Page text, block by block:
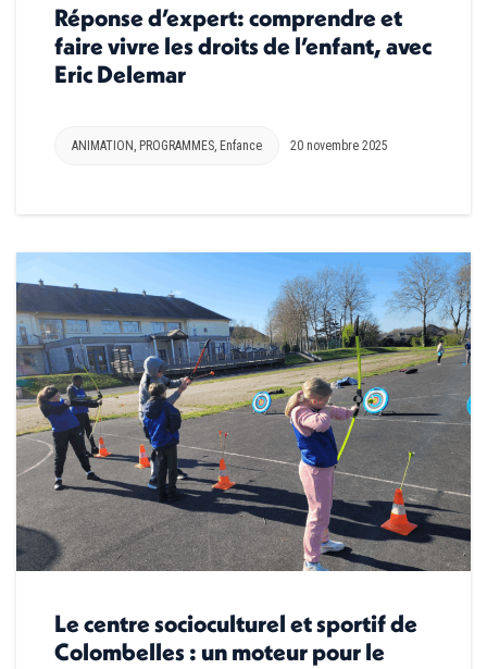
Réponse d’expert: comprendre et
faire vivre les droits de l’enfant, avec
Eric Delemar
ANIMATION PROGRAMMES Enfance 20 novembre 2025
Le centre socioculturel et sportif de
Colombelles : un moteur pour le